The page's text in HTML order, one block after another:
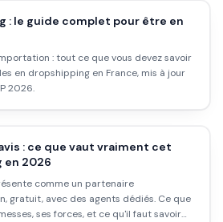
: le guide complet pour être en
: tout ce que vous devez savoir
en dropshipping en France, mis à jour
2026.
: ce que vaut vraiment cet
en 2026
comme un partenaire
gratuit, avec des agents dédiés. Ce que
ses forces, et ce qu'il faut savoir